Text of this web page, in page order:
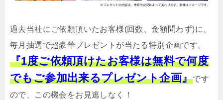
過去当社にご依頼頂いたお客様(回数、金額問わず)に、
毎月抽選で超豪華プレゼントが当たる特別企画です。
『1度ご依頼頂けたお客様は無料で何度
でもご参加出来るプレゼント企画』です
ので、この機会をお見逃しなく！